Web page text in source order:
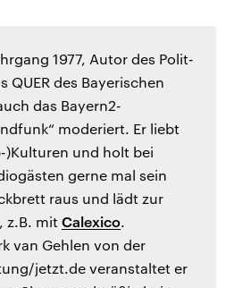
1977, Autor des Polit-
QUER des Bayerischen
das Bayern2-
moderiert. Er liebt
)Kulturen und holt bei
gerne mal sein
raus und lädt zur
z.B. mit Calexico.
van Gehlen von der
jetzt.de veranstaltet er